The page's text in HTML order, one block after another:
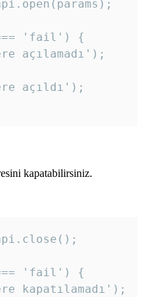
'fail') {
açılamadı');
açıldı');
kapatabilirsiniz.
'fail') {
kapatılamadı');